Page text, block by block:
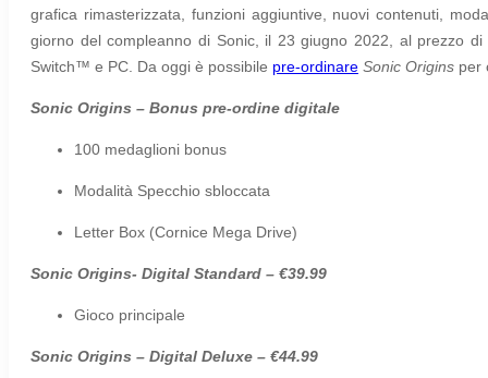
grafica rimasterizzata, funzioni aggiuntive, nuovi contenuti,
giorno del compleanno di Sonic, il 23 giugno 2022, al prezzo di
Switch™ e PC. Da oggi è possibile pre-ordinare Sonic Origins per
Sonic Origins – Bonus pre-ordine digitale
100 medaglioni bonus
Modalità Specchio sbloccata
Letter Box (Cornice Mega Drive)
Sonic Origins- Digital Standard – €39.99
Gioco principale
Sonic Origins – Digital Deluxe – €44.99